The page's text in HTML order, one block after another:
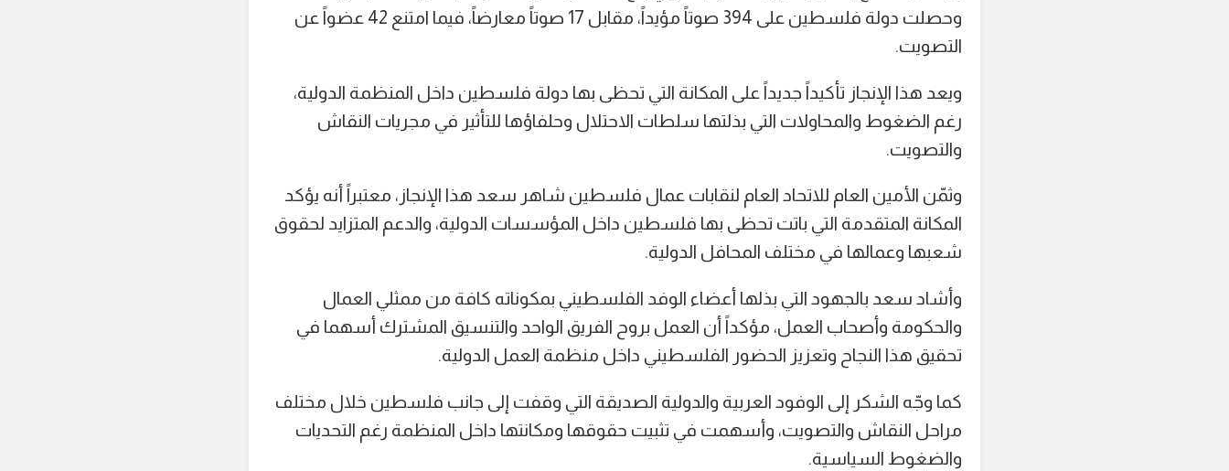
وحصلت دولة فلسطين على 394 صوتاً مؤيداً، مقابل 17 صوتاً معارضاً، فيما امتنع 42 عضواً عن
التصويت.
ويعد هذا الإنجاز تأكيداً جديداً على المكانة التي تحظى بها دولة فلسطين داخل المنظمة الدولية،
رغم الضغوط والمحاولات التي بذلتها سلطات الاحتلال وحلفاؤها للتأثير في مجريات النقاش
والتصويت.
وثمّن الأمين العام للاتحاد العام لنقابات عمال فلسطين شاهر سعد هذا الإنجاز، معتبراً أنه يؤكد
المكانة المتقدمة التي باتت تحظى بها فلسطين داخل المؤسسات الدولية، والدعم المتزايد لحقوق
شعبها وعمالها في مختلف المحافل الدولية.
وأشاد سعد بالجهود التي بذلها أعضاء الوفد الفلسطيني بمكوناته كافة من ممثلي العمال
والحكومة وأصحاب العمل، مؤكداً أن العمل بروح الفريق الواحد والتنسيق المشترك أسهما في
تحقيق هذا النجاح وتعزيز الحضور الفلسطيني داخل منظمة العمل الدولية.
كما وجّه الشكر إلى الوفود العربية والدولية الصديقة التي وقفت إلى جانب فلسطين خلال مختلف
مراحل النقاش والتصويت، وأسهمت في تثبيت حقوقها ومكانتها داخل المنظمة رغم التحديات
والضغوط السياسية.